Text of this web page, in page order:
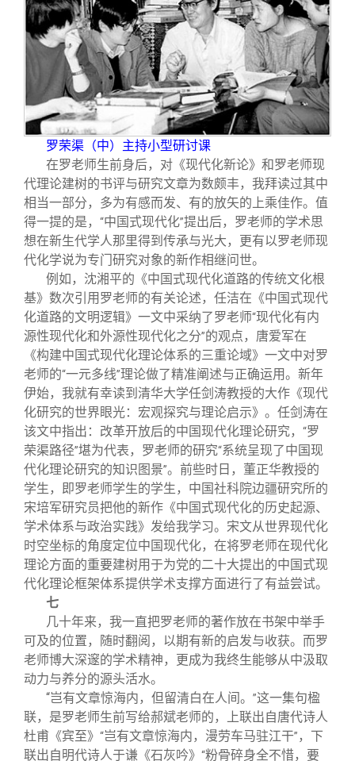
罗荣渠（中）主持小型研讨课
在罗老师生前身后，对《现代化新论》和罗老师现
代理论建树的书评与研究文章为数颇丰，我拜读过其中
相当一部分，多为有感而发、有的放矢的上乘佳作。值
得一提的是， “中国式现代化”提出后，罗老师的学术思
想在新生代学人那里得到传承与光大，更有以罗老师现
代化学说为专门研究对象的新作相继问世。
例如，沈湘平的《中国式现代化道路的传统文化根
基》数次引用罗老师的有关论述，任洁在《中国式现代
化道路的文明逻辑》一文中采纳了罗老师“现代化有内
源性现代化和外源性现代化之分”的观点，唐爱军在
《构建中国式现代化理论体系的三重论域》一文中对罗
老师的“一元多线”理论做了精准阐述与正确运用。新年
伊始，我就有幸读到清华大学任剑涛教授的大作《现代
化研究的世界眼光：宏观探究与理论启示》。任剑涛在
该文中指出：改革开放后的中国现代化理论研究， “罗
荣渠路径”堪为代表，罗老师的研究“系统呈现了中国现
代化理论研究的知识图景”。前些时日，董正华教授的
学生，即罗老师学生的学生，中国社科院边疆研究所的
宋培军研究员把他的新作《中国式现代化的历史起源、
学术体系与政治实践》发给我学习。宋文从世界现代化
时空坐标的角度定位中国现代化，在将罗老师在现代化
理论方面的重要建树用于为党的二十大提出的中国式现
代化理论框架体系提供学术支撑方面进行了有益尝试。
七
几十年来，我一直把罗老师的著作放在书架中举手
可及的位置，随时翻阅，以期有新的启发与收获。而罗
老师博大深邃的学术精神，更成为我终生能够从中汲取
动力与养分的源头活水。
“岂有文章惊海内，但留清白在人间。 ”这一集句楹
联，是罗老师生前写给郝斌老师的，上联出自唐代诗人
杜甫《宾至》 “岂有文章惊海内，漫劳车马驻江干” ，下
联出自明代诗人于谦《石灰吟》 “粉骨碎身全不惜，要